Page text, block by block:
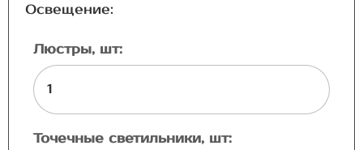
Освещение:
Люстры, шт:
Точечные светильники, шт: